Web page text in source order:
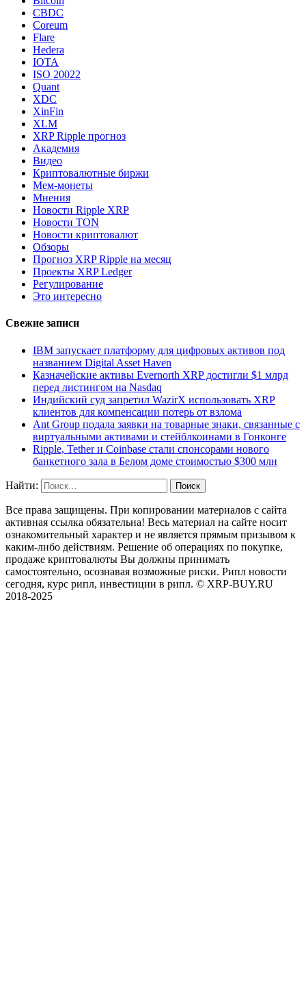
CBDC
Coreum
Flare
Hedera
IOTA
ISO 20022
Quant
XDC
XinFin
XLM
XRP Ripple прогноз
Академия
Видео
Криптовалютные биржи
Мем-монеты
Мнения
Новости Ripple XRP
Новости TON
Новости криптовалют
Обзоры
Прогноз XRP Ripple на месяц
Проекты XRP Ledger
Регулирование
Это интересно
Свежие записи
IBM запускает платформу для цифровых активов под
названием Digital Asset Haven
Казначейские активы Evernorth XRP достигли $1 млрд
перед листингом на Nasdaq
Индийский суд запретил WazirX использовать XRP
клиентов для компенсации потерь от взлома
Ant Group подала заявки на товарные знаки, связанные с
виртуальными активами и стейблкоинами в Гонконге
Ripple, Tether и Coinbase стали спонсорами нового
банкетного зала в Белом доме стоимостью $300 млн
Найти:
Все права защищены. При копировании материалов с сайта
активная ссылка обязательна! Весь материал на сайте носит
ознакомительный характер и не является прямым призывом к
каким-либо действиям. Решение об операциях по покупке,
продаже криптовалюты Вы должны принимать
самостоятельно, осознавая возможные риски. Рипл новости
сегодня, курс рипл, инвестиции в рипл. © XRP-BUY.RU
2018-2025